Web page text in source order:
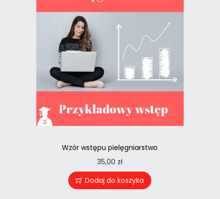
Wzór wstępu pielęgniarstwo
35,00 zł
Dodaj do koszyka